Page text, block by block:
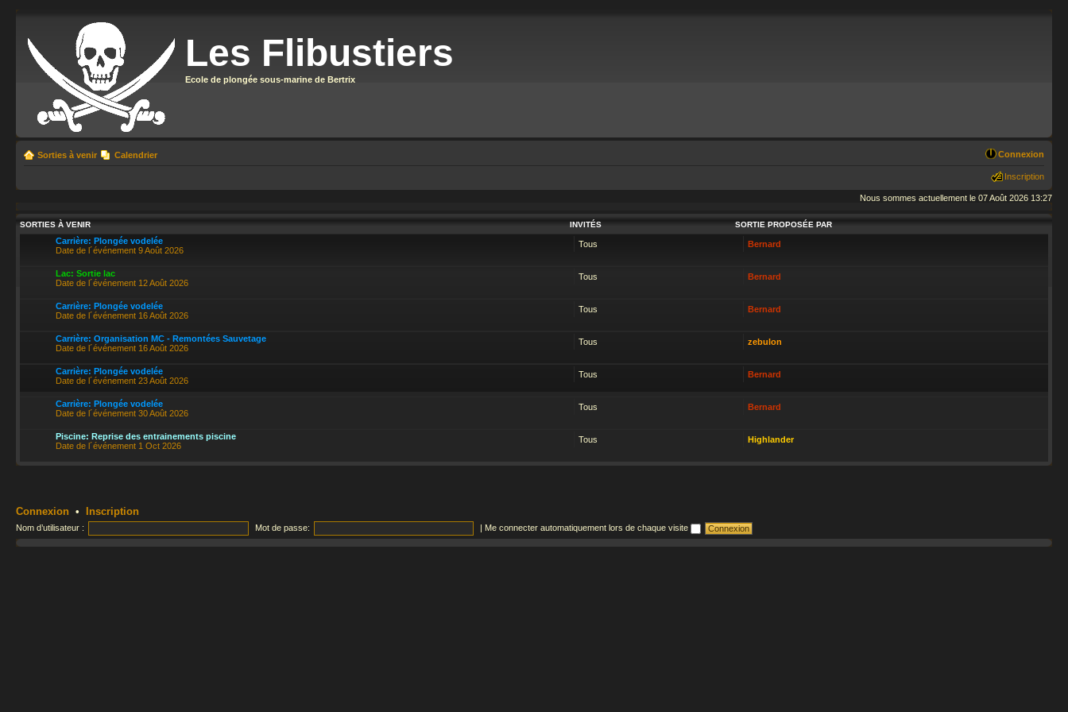
Les Flibustiers
Ecole de plongée sous-marine de Bertrix
Sorties à venir Calendrier Connexion
Inscription
Nous sommes actuellement le 07 Août 2026 13:27
SORTIES À VENIR INVITÉS SORTIE PROPOSÉE PAR
Carrière: Plongée vodelée
Date de l´événement 9 Août 2026
Tous Bernard
Lac: Sortie lac
Date de l´événement 12 Août 2026
Tous Bernard
Carrière: Plongée vodelée
Date de l´événement 16 Août 2026
Tous Bernard
Carrière: Organisation MC - Remontées Sauvetage
Date de l´événement 16 Août 2026
Tous zebulon
Carrière: Plongée vodelée
Date de l´événement 23 Août 2026
Tous Bernard
Carrière: Plongée vodelée
Date de l´événement 30 Août 2026
Tous Bernard
Piscine: Reprise des entrainements piscine
Date de l´événement 1 Oct 2026
Tous Highlander
Connexion • Inscription
Nom d’utilisateur : Mot de passe: | Me connecter automatiquement lors de chaque visite